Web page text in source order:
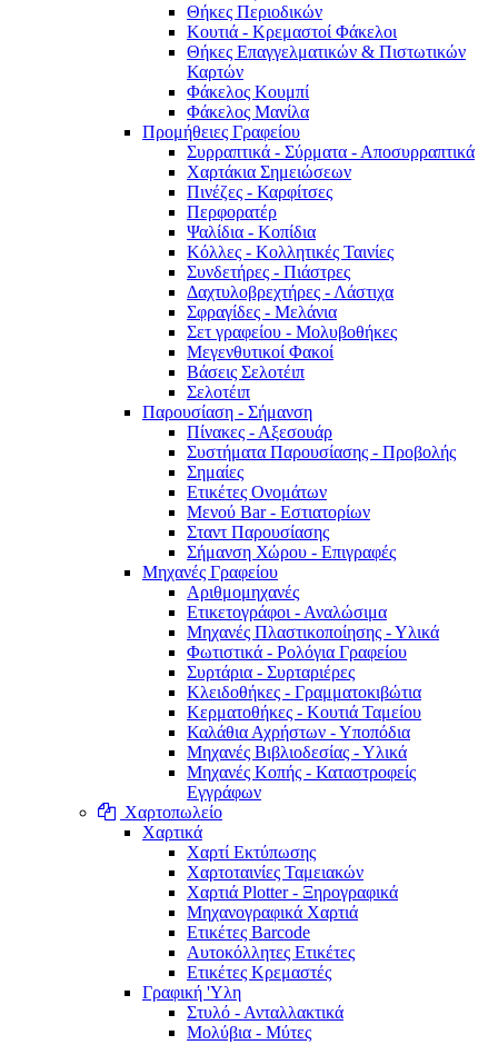
Θήκες Περιοδικών
Κουτιά - Κρεμαστοί Φάκελοι
Θήκες Επαγγελματικών & Πιστωτικών
Καρτών
Φάκελος Κουμπί
Φάκελος Μανίλα
Προμήθειες Γραφείου
Συρραπτικά - Σύρματα - Αποσυρραπτικά
Χαρτάκια Σημειώσεων
Πινέζες - Καρφίτσες
Περφορατέρ
Ψαλίδια - Κοπίδια
Κόλλες - Κολλητικές Ταινίες
Συνδετήρες - Πιάστρες
Δαχτυλοβρεχτήρες - Λάστιχα
Σφραγίδες - Μελάνια
Σετ γραφείου - Μολυβοθήκες
Μεγενθυτικοί Φακοί
Βάσεις Σελοτέιπ
Σελοτέιπ
Παρουσίαση - Σήμανση
Πίνακες - Αξεσουάρ
Συστήματα Παρουσίασης - Προβολής
Σημαίες
Ετικέτες Ονομάτων
Μενού Bar - Εστιατορίων
Σταντ Παρουσίασης
Σήμανση Χώρου - Επιγραφές
Μηχανές Γραφείου
Αριθμομηχανές
Ετικετογράφοι - Αναλώσιμα
Μηχανές Πλαστικοποίησης - Υλικά
Φωτιστικά - Ρολόγια Γραφείου
Συρτάρια - Συρταριέρες
Κλειδοθήκες - Γραμματοκιβώτια
Κερματοθήκες - Κουτιά Ταμείου
Καλάθια Αχρήστων - Υποπόδια
Μηχανές Βιβλιοδεσίας - Υλικά
Μηχανές Κοπής - Καταστροφείς
Εγγράφων
Χαρτοπωλείο
Χαρτικά
Χαρτί Εκτύπωσης
Χαρτοταινίες Ταμειακών
Χαρτιά Plotter - Ξηρογραφικά
Μηχανογραφικά Χαρτιά
Ετικέτες Barcode
Αυτοκόλλητες Ετικέτες
Ετικέτες Κρεμαστές
Γραφική 'Yλη
Στυλό - Ανταλλακτικά
Μολύβια - Μύτες